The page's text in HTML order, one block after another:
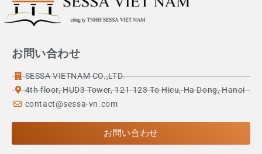
お問い合わせ
SESSA VIETNAM CO.,LTD.
4th floor, HUD3 Tower, 121-123 To Hieu, Ha Dong, Hanoi
contact@sessa-vn.com
お問い合わせ